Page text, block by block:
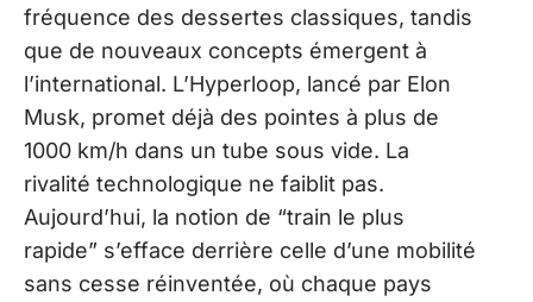
fréquence des dessertes classiques, tandis
que de nouveaux concepts émergent à
l’international. L’Hyperloop, lancé par Elon
Musk, promet déjà des pointes à plus de
1000 km/h dans un tube sous vide. La
rivalité technologique ne faiblit pas.
Aujourd’hui, la notion de “train le plus
rapide” s’efface derrière celle d’une mobilité
sans cesse réinventée, où chaque pays